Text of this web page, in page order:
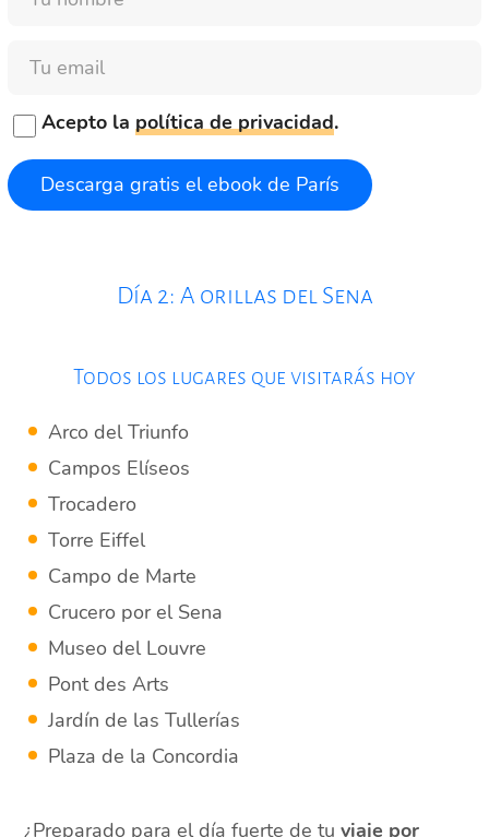
Email
Acepto la política de privacidad.
Día 2: A orillas del Sena
Todos los lugares que visitarás hoy
Arco del Triunfo
Campos Elíseos
Trocadero
Torre Eiffel
Campo de Marte
Crucero por el Sena
Museo del Louvre
Pont des Arts
Jardín de las Tullerías
Plaza de la Concordia
¿Preparado para el día fuerte de tuviaje por